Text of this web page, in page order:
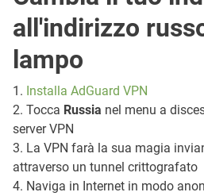
all'indirizzo
lampo
1. Installa AdGuard VPN
2. Tocca Russia nel menu a
server VPN
3. La VPN farà la sua magia
attraverso un tunnel crittografato
4. Naviga in Internet in modo